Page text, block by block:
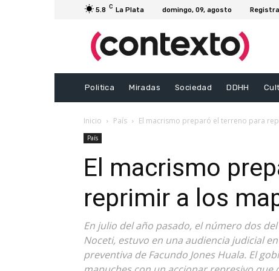
5.8 C La Plata domingo, 09, agosto
Politica Miradas Sociedad DDHH
Inicio País El macrismo preparó el terreno para
País
El macrismo
reprimir a los
En julio del año pasado, el número dos
Noceti, estuvo en una audiencia judicial
preventiva de Facundo Jones Huala. El